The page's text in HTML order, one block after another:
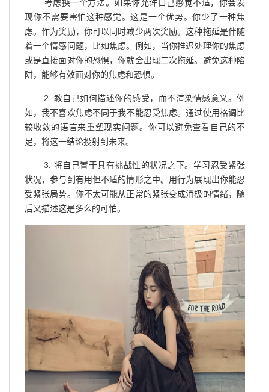
考虑换一个方法。如果你允许自己感觉不适，你会发
现你不需要害怕这种感觉。这是一个优势。你少了一种焦
虑。作为奖励，你可以同时减少两次奖励。这种拖延是伴随
着一个情感问题，比如焦虑。例如，当你推迟处理你的焦虑
或是直接面对你的恐惧，你就会出现二次拖延。避免这种陷
阱，能够有效面对你的焦虑和恐惧。
2. 教自己如何描述你的感受，而不渲染情感意义。例
如，我不喜欢焦虑不同于我不能忍受焦虑。通过使用格调比
较收敛的语言来重塑现实问题。你可以避免查看自己的不
足，将这一结论投射到未来。
3. 将自己置于具有挑战性的状况之下。学习忍受紧张
状况，参与到有用但不适的情形之中。用行为展现出你能忍
受紧张局势。你不太可能从正常的紧张变成消极的情绪，随
后又描述这是多么的可怕。